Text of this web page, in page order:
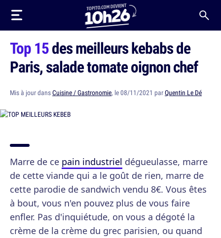
Top 15des meilleurs kebabs de
Paris, salade tomate oignon chef
Mis à jour dansCuisine / Gastronomie, le 08/11/2021 parQuentin Le Dé
Marre de ce pain industriel dégueulasse, marre
de cette viande qui a le goût de rien, marre de
cette parodie de sandwich vendu 8€. Vous êtes
à bout, vous n'en pouvez plus de vous faire
enfler. Pas d'inquiétude, on vous a dégoté la
crème de la crème du grec parisien, ou quand